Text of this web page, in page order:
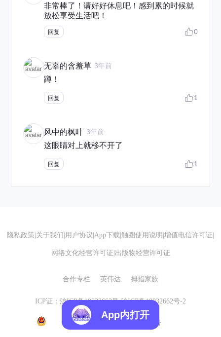
非常棒了！请好好休息吧！感到累的时候就
放松享受生活吧！
回复 0
无辜的含羞草 3年前
蹲！
回复 1
风中的枫叶 3年前
这眼睛对上就移不开了
回复 1
隐私政策 关于我们 用户协议 App下载 触圈使用说明 增值电信许可证
网络文化经营许可证 出版物经营许可证
合作专栏 英伟达 拇指家族
ICP证：沪ICP备19032662号 沪ICP备19032662号-2
沪公网安备 31010602007155号
App内打开